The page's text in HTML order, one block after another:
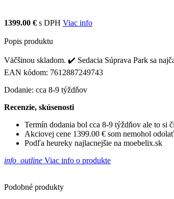
1399.00 € s DPH Viac info
Popis produktu
Väčšinou skladom. ✔️ Sedacia Súprava Park sa
EAN kódom: 7612887249743
Dodanie: cca 8-9 týždňov
Recenzie, skúsenosti
Termín dodania bol cca 8-9 týždňov ale to si
Akciovej cene 1399.00 € som nemohol
Podľa heureky najlacnejšie na moebelix.sk
info_outline Viac info o produkte
Podobné produkty